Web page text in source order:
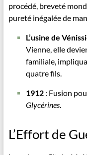
procédé, breveté
pureté inégalée de
L’usine de
Vienne, elle
familiale,
quatre fils.
1912: Fusion
Glycérines.
L’Effort de